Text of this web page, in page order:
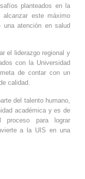
planteados en la
este máximo
una atención en salud
el liderazgo regional y
con la Universidad
de contar con un
calidad.
del talento humano,
académica y es de
proceso para lograr
a la UIS en una